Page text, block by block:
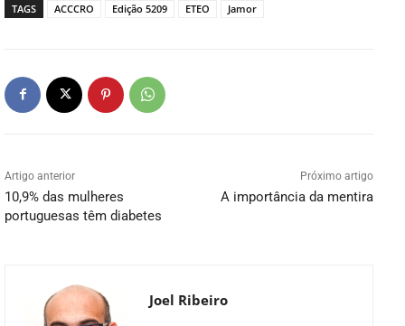
TAGS ACCCRO Edição 5209 ETEO Jamor
Artigo anterior
10,9% das mulheres
portuguesas têm diabetes
Próximo artigo
A importância da mentira
Joel Ribeiro